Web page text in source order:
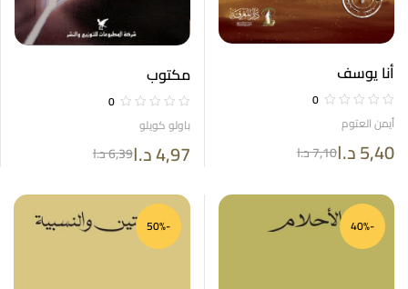
أنا يوسف
0
أيمن العتوم
7,10د.ا 5,40د.ا
مكتوب
0
باولو كويلو
6,39د.ا 4,97د.ا
-40%
-50%